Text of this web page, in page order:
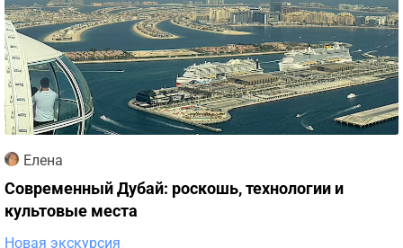
Елена
Современный Дубай: роскошь, технологии и
культовые места
Новая экскурсия